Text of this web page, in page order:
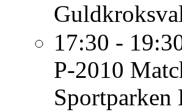
17:30 -
P-2010
Sportparken